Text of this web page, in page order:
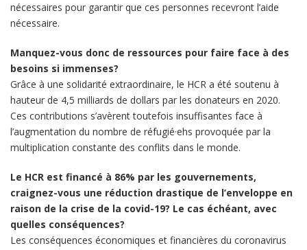
nécessaires pour garantir que ces personnes recevront l’aide
nécessaire.
Manquez-vous donc de ressources pour faire face à des
besoins si immenses?
Grâce à une solidarité extraordinaire, le HCR a été soutenu à
hauteur de 4,5 milliards de dollars par les donateurs en 2020.
Ces contributions s’avèrent toutefois insuffisantes face à
l’augmentation du nombre de réfugié·ehs provoquée par la
multiplication constante des conflits dans le monde.
Le HCR est financé à 86% par les gouvernements,
craignez-vous une réduction drastique de l’enveloppe en
raison de la crise de la covid-19? Le cas échéant, avec
quelles conséquences?
Les conséquences économiques et financières du coronavirus